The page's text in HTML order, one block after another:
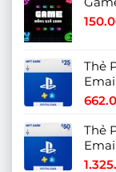
Thẻ
Thẻ